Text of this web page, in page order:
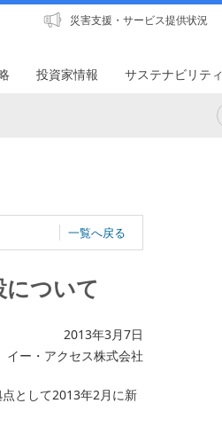
災害支援・サービス提供状況
投資家情報 サステナビリティ
一覧へ戻る
ついて
2013年3月7日
イー・アクセス株式会社
として2013年2月に新